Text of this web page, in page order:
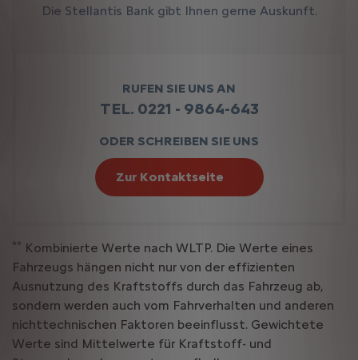
Die Stellantis Bank gibt Ihnen gerne Auskunft.
RUFEN SIE UNS AN
TEL. 0221 - 9864-643
ODER SCHREIBEN SIE UNS
Zur Kontaktseite
** Kombinierte Werte nach WLTP. Die Werte eines
Fahrzeugs hängen nicht nur von der effizienten
Ausnutzung des Kraftstoffs durch das Fahrzeug ab,
sondern werden auch vom Fahrverhalten und anderen
nichttechnischen Faktoren beeinflusst. Gewichtete
Werte sind Mittelwerte für Kraftstoff- und